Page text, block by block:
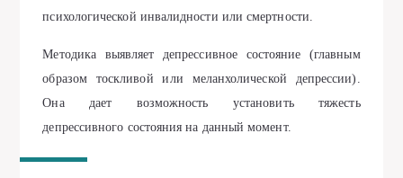
психологической инвалидности или смертности.
Методика выявляет депрессивное состояние (главным
образом тоскливой или меланхолической депрессии).
Она дает возможность установить тяжесть
депрессивного состояния на данный момент.